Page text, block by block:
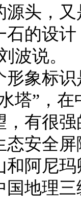
源头，
石的设
波说。
标识
塔”，
，有很
态安全
和阿尼
国地理